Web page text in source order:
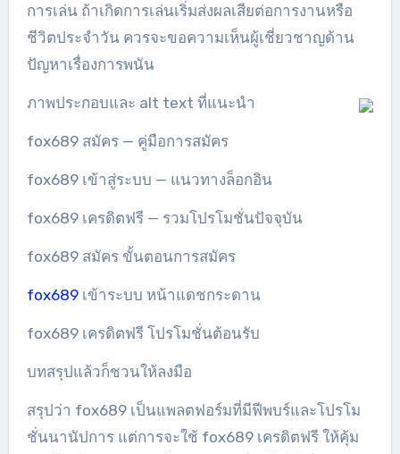
การเล่น ถ้าเกิดการเล่นเริ่มส่งผลเสียต่อการงานหรือ
ชีวิตประจำวัน ควรจะขอความเห็นผู้เชี่ยวชาญด้าน
ปัญหาเรื่องการพนัน
ภาพประกอบและ alt text ที่แนะนำ
fox689 สมัคร — คู่มือการสมัคร
fox689 เข้าสู่ระบบ — แนวทางล็อกอิน
fox689 เครดิตฟรี — รวมโปรโมชั่นปัจจุบัน
fox689 สมัคร ขั้นตอนการสมัคร
fox689เข้าระบบ หน้าแดชกระดาน
fox689 เครดิตฟรี โปรโมชั่นต้อนรับ
บทสรุปแล้วก็ชวนให้ลงมือ
สรุปว่า fox689 เป็นแพลตฟอร์มที่มีฟีพบร์และโปรโม
ชั่นนานัปการ แต่การจะใช้ fox689 เครดิตฟรี ให้คุ้ม